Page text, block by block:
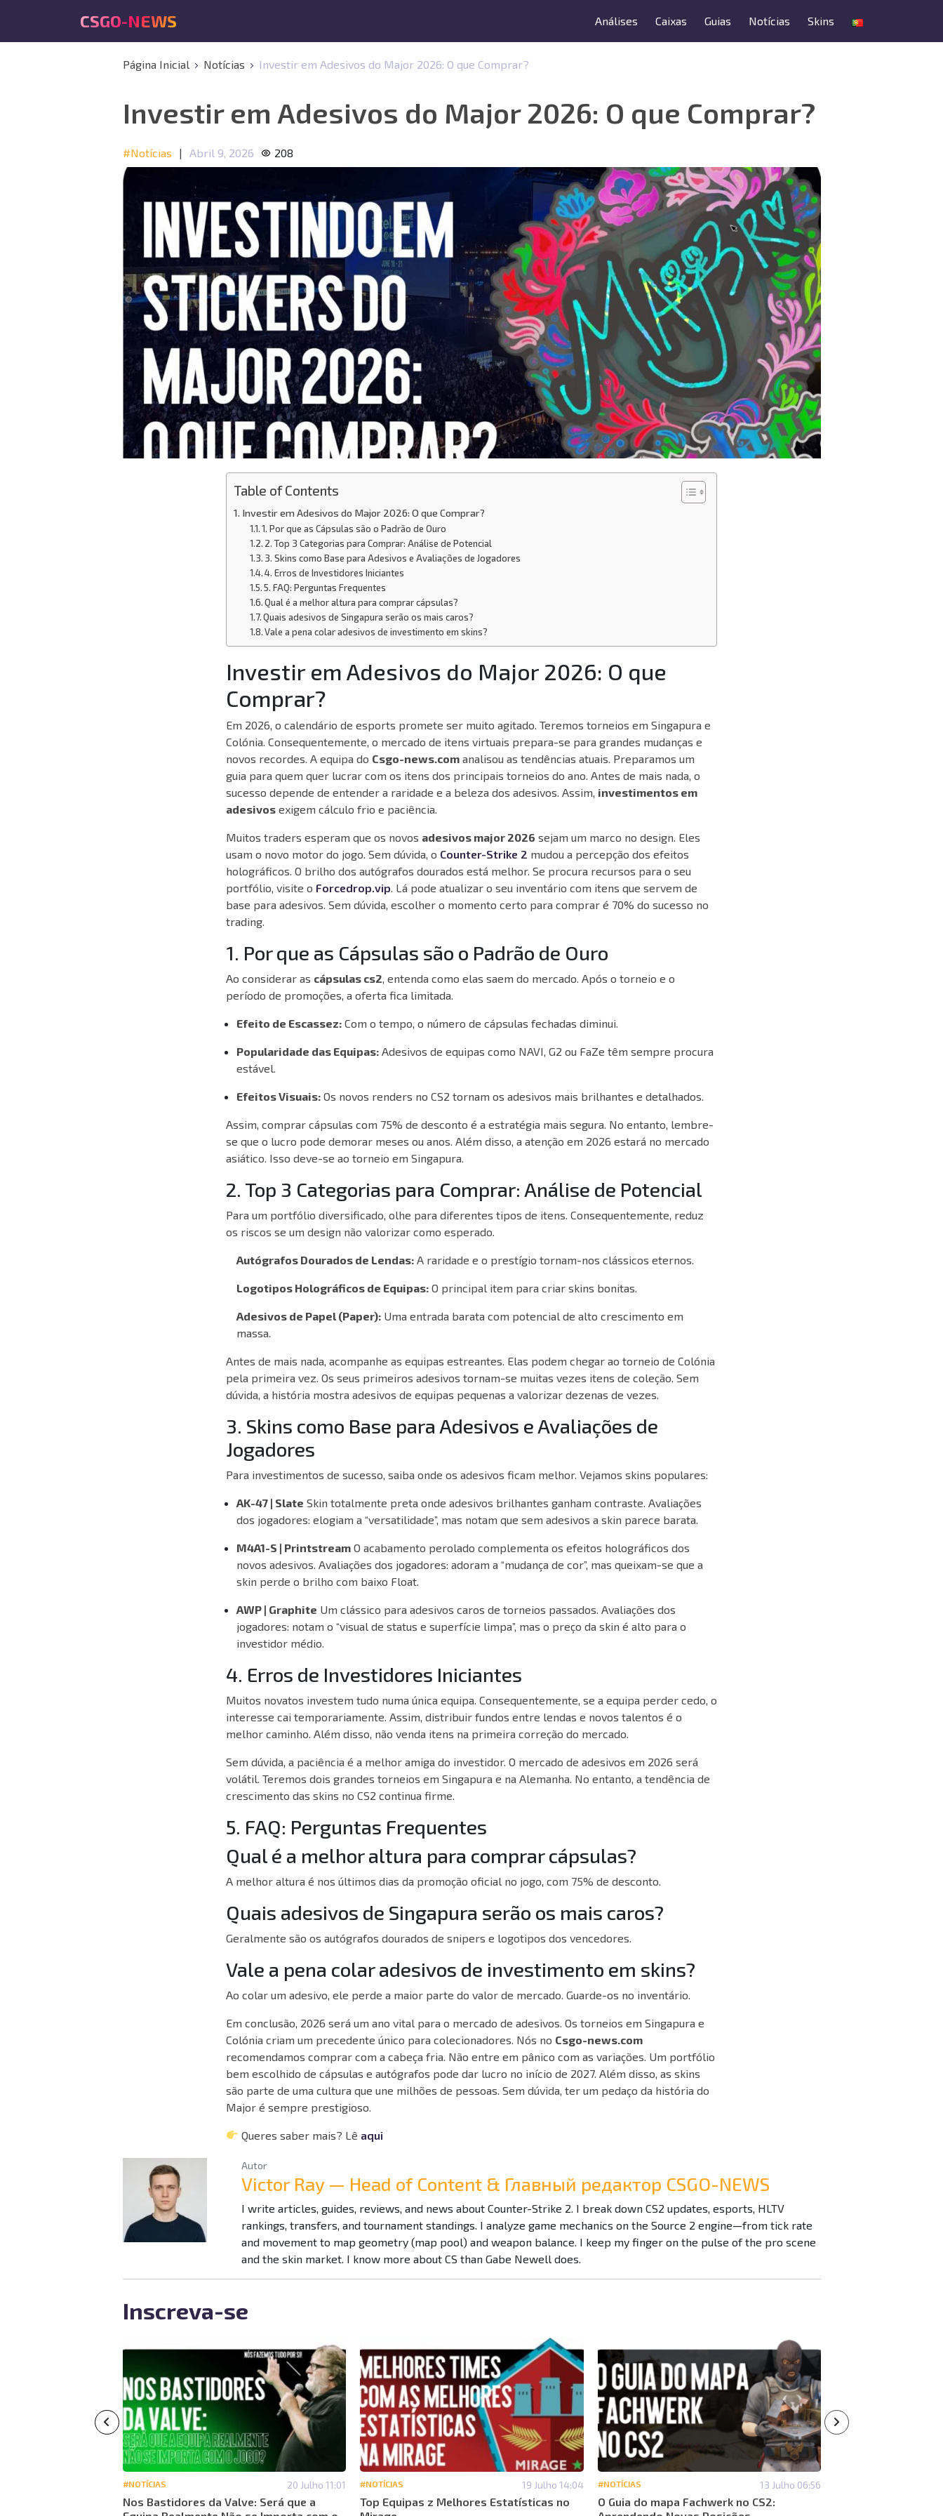
CSGO-NEWS Análises Caixas Guias Notícias Skins
Página Inicial Notícias Investir em Adesivos do Major 2026: O que Comprar?
Investir em Adesivos do Major 2026: O que Comprar?
#Notícias | Abril 9, 2026 208
Table of Contents
Investir em Adesivos do Major 2026: O que Comprar?
1. Por que as Cápsulas são o Padrão de Ouro
2. Top 3 Categorias para Comprar: Análise de Potencial
3. Skins como Base para Adesivos e Avaliações de Jogadores
4. Erros de Investidores Iniciantes
5. FAQ: Perguntas Frequentes
Qual é a melhor altura para comprar cápsulas?
Quais adesivos de Singapura serão os mais caros?
Vale a pena colar adesivos de investimento em skins?
Investir em Adesivos do Major 2026: O que
Comprar?
Em 2026, o calendário de esports promete ser muito agitado. Teremos torneios em Singapura e
Colónia. Consequentemente, o mercado de itens virtuais prepara-se para grandes mudanças e
novos recordes. A equipa do Csgo-news.com analisou as tendências atuais. Preparamos um
guia para quem quer lucrar com os itens dos principais torneios do ano. Antes de mais nada, o
sucesso depende de entender a raridade e a beleza dos adesivos. Assim, investimentos em
adesivos exigem cálculo frio e paciência.
Muitos traders esperam que os novos adesivos major 2026 sejam um marco no design. Eles
usam o novo motor do jogo. Sem dúvida, o Counter-Strike 2 mudou a percepção dos efeitos
holográficos. O brilho dos autógrafos dourados está melhor. Se procura recursos para o seu
portfólio, visite o Forcedrop.vip . Lá pode atualizar o seu inventário com itens que servem de
base para adesivos. Sem dúvida, escolher o momento certo para comprar é 70% do sucesso no
trading.
1. Por que as Cápsulas são o Padrão de Ouro
Ao considerar as cápsulas cs2 , entenda como elas saem do mercado. Após o torneio e o
período de promoções, a oferta fica limitada.
Efeito de Escassez: Com o tempo, o número de cápsulas fechadas diminui.
Popularidade das Equipas: Adesivos de equipas como NAVI, G2 ou FaZe têm sempre procura
estável.
Efeitos Visuais: Os novos renders no CS2 tornam os adesivos mais brilhantes e detalhados.
Assim, comprar cápsulas com 75% de desconto é a estratégia mais segura. No entanto, lembre-
se que o lucro pode demorar meses ou anos. Além disso, a atenção em 2026 estará no mercado
asiático. Isso deve-se ao torneio em Singapura.
2. Top 3 Categorias para Comprar: Análise de Potencial
Para um portfólio diversificado, olhe para diferentes tipos de itens. Consequentemente, reduz
os riscos se um design não valorizar como esperado.
Autógrafos Dourados de Lendas: A raridade e o prestígio tornam-nos clássicos eternos.
Logotipos Holográficos de Equipas: O principal item para criar skins bonitas.
Adesivos de Papel (Paper): Uma entrada barata com potencial de alto crescimento em
massa.
Antes de mais nada, acompanhe as equipas estreantes. Elas podem chegar ao torneio de Colónia
pela primeira vez. Os seus primeiros adesivos tornam-se muitas vezes itens de coleção. Sem
dúvida, a história mostra adesivos de equipas pequenas a valorizar dezenas de vezes.
3. Skins como Base para Adesivos e Avaliações de
Jogadores
Para investimentos de sucesso, saiba onde os adesivos ficam melhor. Vejamos skins populares:
AK-47 | Slate Skin totalmente preta onde adesivos brilhantes ganham contraste. Avaliações
dos jogadores: elogiam a “versatilidade”, mas notam que sem adesivos a skin parece barata.
M4A1-S | Printstream O acabamento perolado complementa os efeitos holográficos dos
novos adesivos. Avaliações dos jogadores: adoram a “mudança de cor”, mas queixam-se que a
skin perde o brilho com baixo Float.
AWP | Graphite Um clássico para adesivos caros de torneios passados. Avaliações dos
jogadores: notam o “visual de status e superfície limpa”, mas o preço da skin é alto para o
investidor médio.
4. Erros de Investidores Iniciantes
Muitos novatos investem tudo numa única equipa. Consequentemente, se a equipa perder cedo, o
interesse cai temporariamente. Assim, distribuir fundos entre lendas e novos talentos é o
melhor caminho. Além disso, não venda itens na primeira correção do mercado.
Sem dúvida, a paciência é a melhor amiga do investidor. O mercado de adesivos em 2026 será
volátil. Teremos dois grandes torneios em Singapura e na Alemanha. No entanto, a tendência de
crescimento das skins no CS2 continua firme.
5. FAQ: Perguntas Frequentes
Qual é a melhor altura para comprar cápsulas?
A melhor altura é nos últimos dias da promoção oficial no jogo, com 75% de desconto.
Quais adesivos de Singapura serão os mais caros?
Geralmente são os autógrafos dourados de snipers e logotipos dos vencedores.
Vale a pena colar adesivos de investimento em skins?
Ao colar um adesivo, ele perde a maior parte do valor de mercado. Guarde-os no inventário.
Em conclusão, 2026 será um ano vital para o mercado de adesivos. Os torneios em Singapura e
Colónia criam um precedente único para colecionadores. Nós no Csgo-news.com
recomendamos comprar com a cabeça fria. Não entre em pânico com as variações. Um portfólio
bem escolhido de cápsulas e autógrafos pode dar lucro no início de 2027. Além disso, as skins
são parte de uma cultura que une milhões de pessoas. Sem dúvida, ter um pedaço da história do
Major é sempre prestigioso.
Queres saber mais? Lê aqui
Autor
Victor Ray — Head of Content & Главный редактор CSGO-NEWS
I write articles, guides, reviews, and news about Counter-Strike 2. I break down CS2 updates, esports, HLTV
rankings, transfers, and tournament standings. I analyze game mechanics on the Source 2 engine—from tick rate
and movement to map geometry (map pool) and weapon balance. I keep my finger on the pulse of the pro scene
and the skin market. I know more about CS than Gabe Newell does.
Inscreva-se
#NOTÍCIAS 20 Julho 11:01
Nos Bastidores da Valve: Será que a
#NOTÍCIAS 19 Julho 14:04
Top Equipas z Melhores Estatísticas no
#NOTÍCIAS 13 Julho 06:56
O Guia do mapa Fachwerk no CS2: